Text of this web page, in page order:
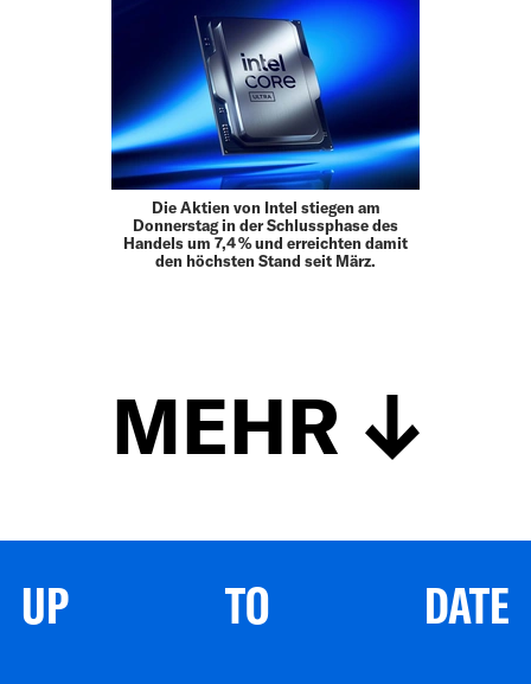
Die Aktien von Intel stiegen am
Donnerstag in der Schlussphase des
Handels um 7,4 % und erreichten damit
den höchsten Stand seit März.
MEHR
UP TO DATE